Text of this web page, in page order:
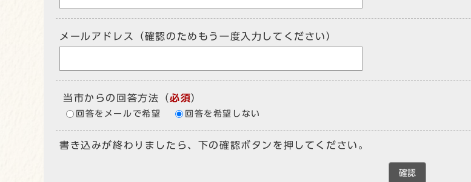
メールアドレス（確認のためもう一度入力してください）
当市からの回答方法 （必須）
回答をメールで希望 回答を希望しない
書き込みが終わりましたら、下の確認ボタンを押してください。
確認